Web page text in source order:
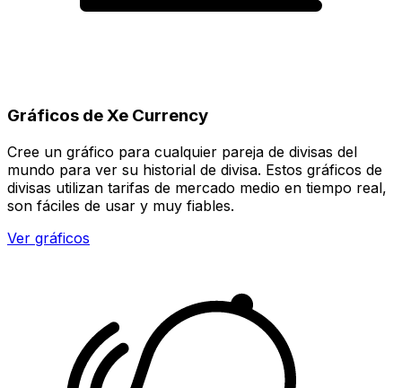
Gráficos de Xe Currency
Cree un gráfico para cualquier pareja de divisas del
mundo para ver su historial de divisa. Estos gráficos de
divisas utilizan tarifas de mercado medio en tiempo real,
son fáciles de usar y muy fiables.
Ver gráficos